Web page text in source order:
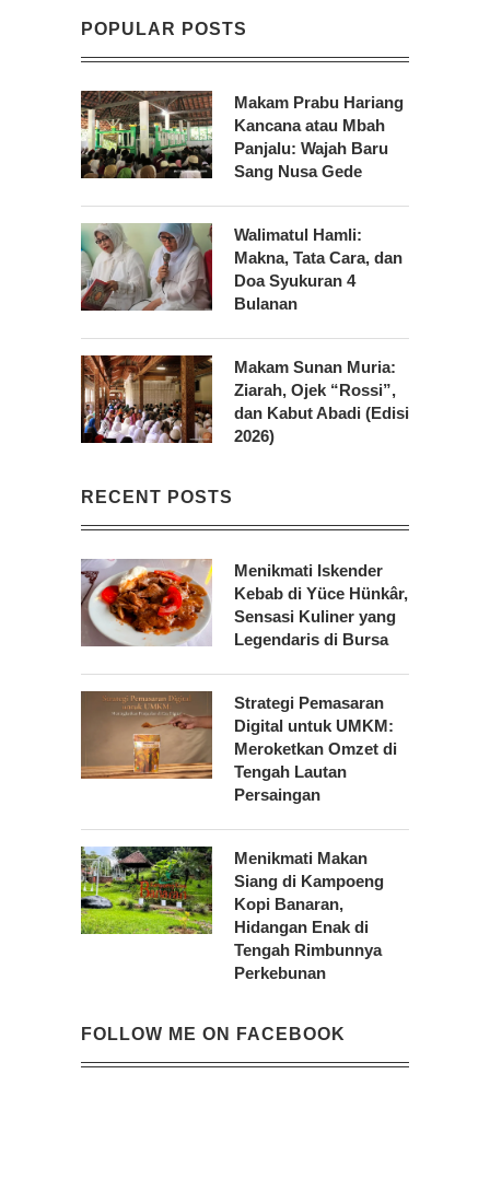
POPULAR POSTS
Makam Prabu Hariang
Kancana atau Mbah
Panjalu: Wajah Baru
Sang Nusa Gede
Walimatul Hamli:
Makna, Tata Cara, dan
Doa Syukuran 4
Bulanan
Makam Sunan Muria:
Ziarah, Ojek “Rossi”,
dan Kabut Abadi (Edisi
2026)
RECENT POSTS
Menikmati Iskender
Kebab di Yüce Hünkâr,
Sensasi Kuliner yang
Legendaris di Bursa
Strategi Pemasaran
Digital untuk UMKM:
Meroketkan Omzet di
Tengah Lautan
Persaingan
Menikmati Makan
Siang di Kampoeng
Kopi Banaran,
Hidangan Enak di
Tengah Rimbunnya
Perkebunan
FOLLOW ME ON FACEBOOK